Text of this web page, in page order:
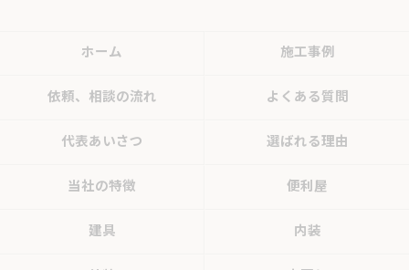
ホーム 施工事例
依頼、相談の流れ よくある質問
代表あいさつ 選ばれる理由
当社の特徴 便利屋
建具 内装